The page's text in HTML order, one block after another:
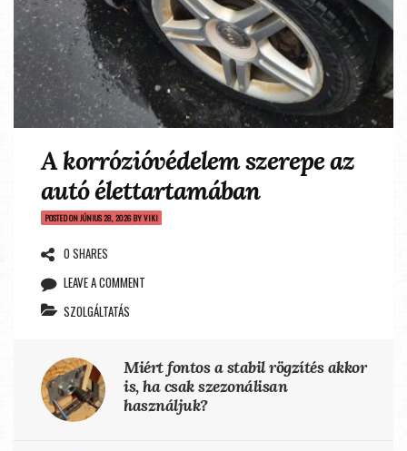
A korrózióvédelem szerepe az
autó élettartamában
POSTED ONJÚNIUS 28, 2026BYVIKI
0 SHARES
LEAVE A COMMENT
SZOLGÁLTATÁS
Miért fontos a stabil rögzítés akkor
is, ha csak szezonálisan
használjuk?